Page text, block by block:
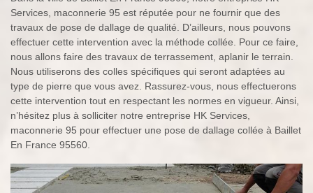
Services, maconnerie 95 est réputée pour ne fournir que des
travaux de pose de dallage de qualité. D’ailleurs, nous pouvons
effectuer cette intervention avec la méthode collée. Pour ce faire,
nous allons faire des travaux de terrassement, aplanir le terrain.
Nous utiliserons des colles spécifiques qui seront adaptées au
type de pierre que vous avez. Rassurez-vous, nous effectuerons
cette intervention tout en respectant les normes en vigueur. Ainsi,
n’hésitez plus à solliciter notre entreprise HK Services,
maconnerie 95 pour effectuer une pose de dallage collée à Baillet
En France 95560.